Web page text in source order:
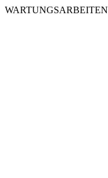
WARTUNGSARBEITEN